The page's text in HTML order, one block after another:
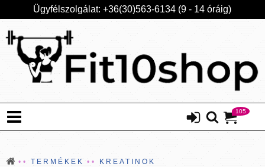
Ügyfélszolgálat: +36(30)563-6134 (9 - 14 óráig)
105
TERMÉKEK KREATINOK